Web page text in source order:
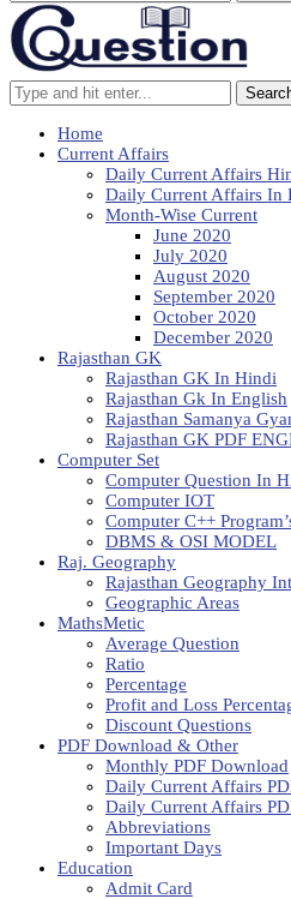
Home
Current Affairs
Daily Current Affairs
Daily Current Affairs In
Month-Wise Current
June 2020
July 2020
August 2020
September 2020
October 2020
December 2020
Rajasthan GK
Rajasthan GK In Hindi
Rajasthan Gk In English
Rajasthan Samanya
Rajasthan GK PDF
Computer Set
Computer Question In
Computer IOT
Computer C++
DBMS & OSI MODEL
Raj. Geography
Rajasthan Geography
Geographic Areas
MathsMetic
Average Question
Ratio
Percentage
Profit and Loss
Discount Questions
PDF Download & Other
Monthly PDF Download
Daily Current Affairs
Daily Current Affairs
Abbreviations
Important Days
Education
Admit Card